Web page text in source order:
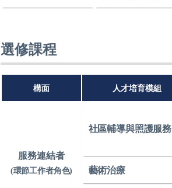
選修課程
構面 人才培育模組
服務連結者
(環節工作者角色)
社區輔導與照護服務
藝術治療